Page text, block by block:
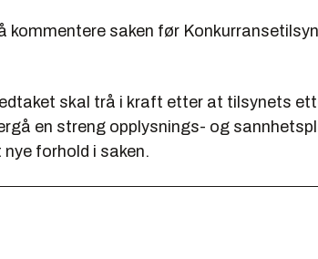
kommentere saken før
skal trå i kraft etter at tilsynets
en streng opplysnings- og
forhold i saken.